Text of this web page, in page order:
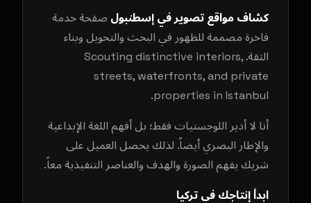
كشاف مواقع تصوير في إسطنبول صفحة خدمة
فاخرة مصممة للظهور في البحث والتحويل وبناء
الثقة. Scouting distinctive interiors,
streets, waterfronts, and private
properties in Istanbul.
أنا لا أدير اللوجستيات فقط؛ بل أفهم اللغة الإبداعية
والإطار البصري أيضاً. لذلك يحصل العميل على
شريك يفهم الصورة والهدف والعناصر التنفيذية معاً.
ابدأ إنتاجك في تركيا